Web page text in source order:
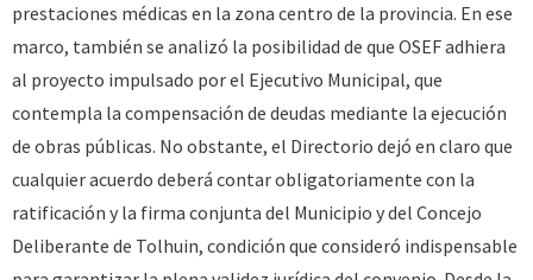
prestaciones médicas en la zona centro de la provincia. En ese
marco, también se analizó la posibilidad de que OSEF adhiera
al proyecto impulsado por el Ejecutivo Municipal, que
contempla la compensación de deudas mediante la ejecución
de obras públicas. No obstante, el Directorio dejó en claro que
cualquier acuerdo deberá contar obligatoriamente con la
ratificación y la firma conjunta del Municipio y del Concejo
Deliberante de Tolhuin, condición que consideró indispensable